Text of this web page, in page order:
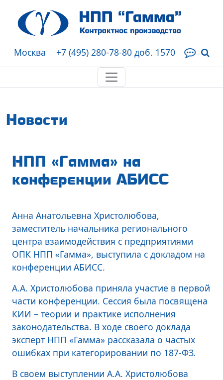
Москва +7 (495) 280-78-80 доб. 1570
Новости
НПП «Гамма» на
конференции АБИСС
Анна Анатольевна Христолюбова,
заместитель начальника регионального
центра взаимодействия с предприятиями
ОПК НПП «Гамма», выступила с докладом на
конференции АБИСС.
А.А. Христолюбова приняла участие в первой
части конференции. Сессия была посвящена
КИИ – теории и практике исполнения
законодательства. В ходе своего доклада
эксперт НПП «Гамма» рассказала о частых
ошибках при категорировании по 187-ФЗ.
В своем выступлении А.А. Христолюбова